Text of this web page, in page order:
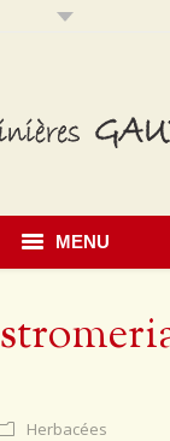
MENU
Herbacées